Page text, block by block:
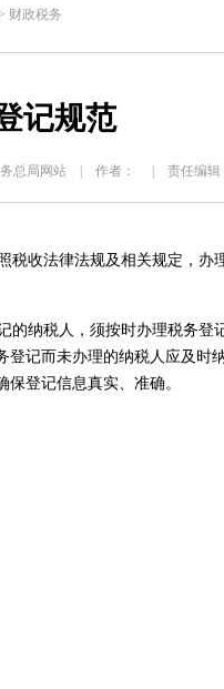
> 财政税务
记规范
务总局网站 | 作者： | 责任编辑
税收法律法规及相关规定，办
的纳税人，须按时办理税务登
记而未办理的纳税人应及时
登记信息真实、准确。